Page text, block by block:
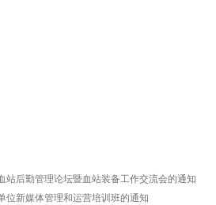
站后勤管理论坛暨血站装备工作交流会的通知
位新媒体管理和运营培训班的通知